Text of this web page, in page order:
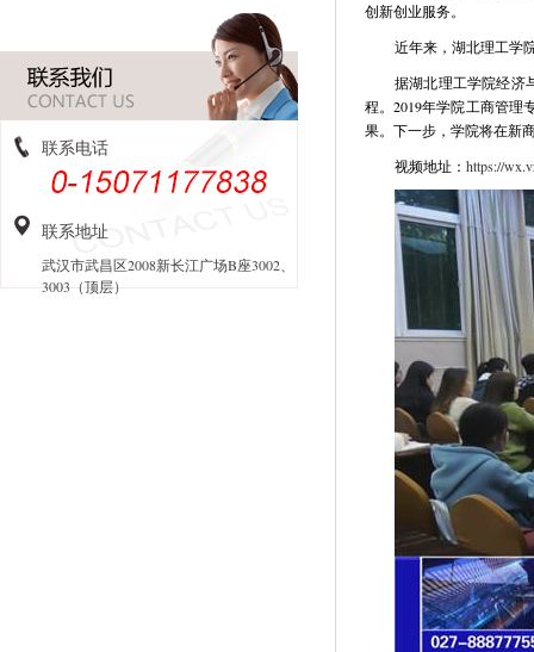
联系电话
联系地址
武汉市武昌区2008新长江广场B座3002、
3003（顶层）
创新创业服务。
近年来，湖北理工学
据湖北理工学院经济
程。2019年学院工商管理
果。下一步，学院将在新
视频地址： https://